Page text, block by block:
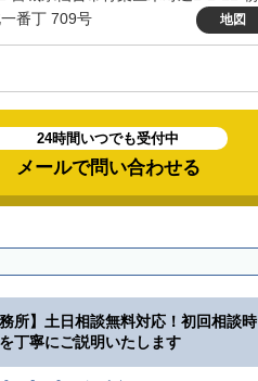
番丁 709号
地図
24時間いつでも受付中
メールで問い合わせる
所】土日相談無料対応！初回相談時
丁寧にご説明いたします